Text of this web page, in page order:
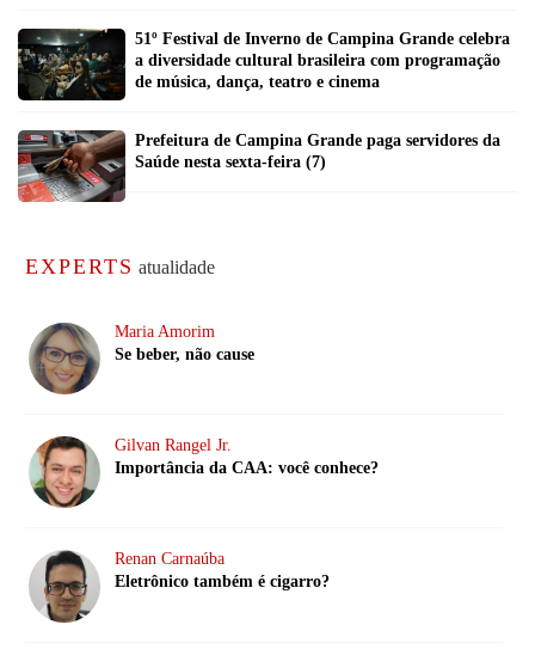
51º Festival de Inverno de Campina Grande celebra
a diversidade cultural brasileira com programação
de música, dança, teatro e cinema
Prefeitura de Campina Grande paga servidores da
Saúde nesta sexta-feira (7)
EXPERTS atualidade
Maria Amorim
Se beber, não cause
Gilvan Rangel Jr.
Importância da CAA: você conhece?
Renan Carnaúba
Eletrônico também é cigarro?